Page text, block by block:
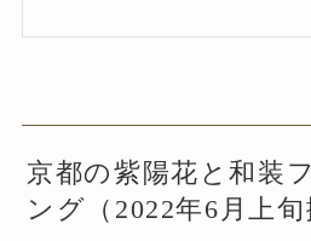
京都の紫陽花と和装
ング（2022年6月上旬